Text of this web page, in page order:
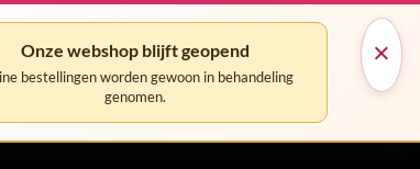
×
Onze webshop blijft geopend
bestellingen worden gewoon in behandeling
genomen.